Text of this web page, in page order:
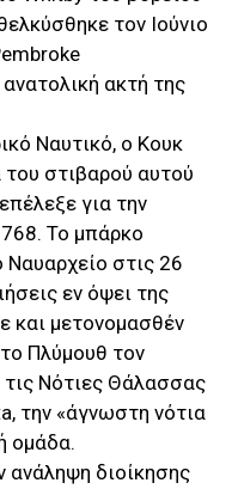
τον Ιούνιο
ακτή της
Ναυτικό, ο Κουκ
στιβαρού αυτού
για την
Το μπάρκο
στις 26
εν όψει της
και μετονομασθέν
Πλύμουθ τον
τις Νότιες Θάλασσας
την «άγνωστη νότια
ομάδα.
ανάληψη διοίκησης